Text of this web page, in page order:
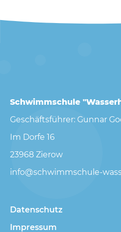
Schwimmschule
Geschäftsführer: Gunnar
Im Dorfe 16
23968 Zierow
info@schwimmschule-
Navigation
überspringen
Datenschutz
Impressum